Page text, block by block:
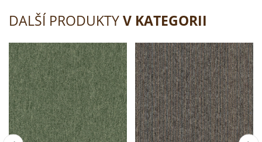
DALŠÍ PRODUKTYV KATEGORII